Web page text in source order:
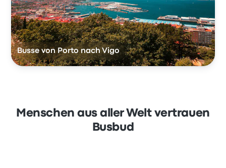
Busse von Porto nach Vigo
Menschen aus aller Welt vertrauen
Busbud